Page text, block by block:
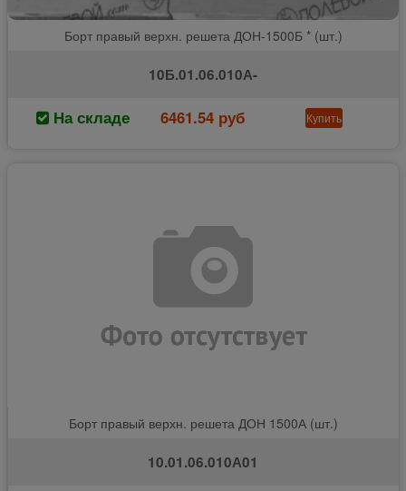
Борт правый верхн. решета ДОН-1500Б * (шт.)
10Б.01.06.010А-
На складе 6461.54 руб Купить
Борт правый верхн. решета ДОН 1500А (шт.)
10.01.06.010А01